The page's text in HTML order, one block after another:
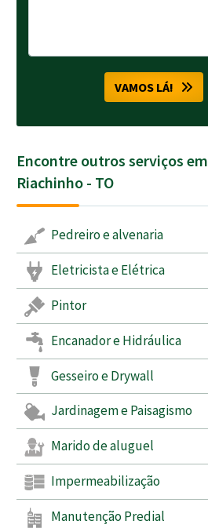
VAMOS LÁ!
Encontre outros serviços em
Riachinho - TO
Pedreiro e alvenaria
Eletricista e Elétrica
Pintor
Encanador e Hidráulica
Gesseiro e Drywall
Jardinagem e Paisagismo
Marido de aluguel
Impermeabilização
Manutenção Predial